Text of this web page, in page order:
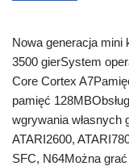
Nowa generacja mini
3500 gierSystem
Core Cortex
pamięć
wgrywania własnych
ATARI2600,
SFC, N64Można